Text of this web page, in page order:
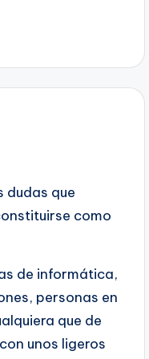
dudas que
como
de informática,
personas en
que de
unos ligeros